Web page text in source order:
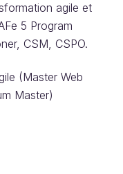
agile et
5 Program
CSM, CSPO.
(Master Web
Master)